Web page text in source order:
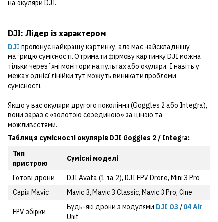
на окуляри DJI.
DJI: Лідер із характером
DJI пропонує найкращу картинку, але має найскладнішу
матрицю сумісності. Отримати фірмову картинку DJI можна
тільки через їхні монітори на пультах або окуляри. І навіть у
межах однієї лінійки тут можуть виникати проблеми
сумісності.
Якщо у вас окуляри другого покоління (Goggles 2 або Integra),
вони зараз є «золотою серединою» за ціною та
можливостями.
Таблиця сумісності окулярів DJI Goggles 2 / Integra:
Тип
пристрою
Сумісні моделі
Готові дрони
DJI Avata (1 та 2), DJI FPV Drone, Mini 3 Pro
Серія Mavic
Mavic 3, Mavic 3 Classic, Mavic 3 Pro, Cine
FPV збірки
Будь-які дрони з модулями DJI O3 / 04 Air
Unit